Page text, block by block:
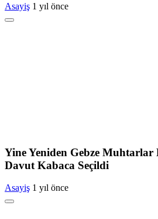
Asayiş 1 yıl önce
Yine Yeniden Gebze
Davut Kabaca Seçildi
Asayiş 1 yıl önce